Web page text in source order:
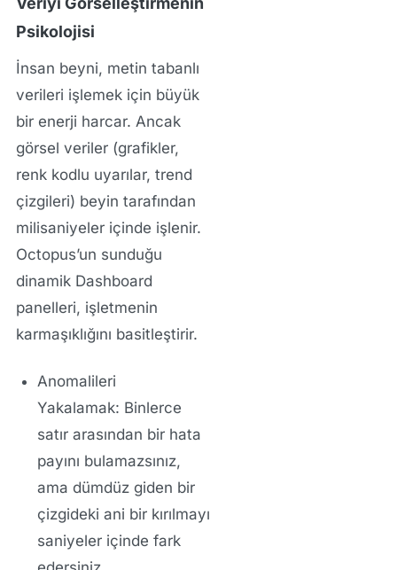
Psikolojisi
İnsan beyni, metin tabanlı
verileri işlemek için büyük
bir enerji harcar. Ancak
görsel veriler (grafikler,
renk kodlu uyarılar, trend
çizgileri) beyin tarafından
milisaniyeler içinde işlenir.
Octopus’un sunduğu
dinamik Dashboard
panelleri, işletmenin
karmaşıklığını basitleştirir.
Anomalileri
Yakalamak: Binlerce
satır arasından bir hata
payını bulamazsınız,
ama dümdüz giden bir
çizgideki ani bir kırılmayı
saniyeler içinde fark